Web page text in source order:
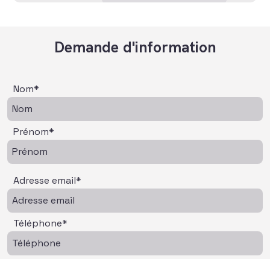
Demande d'information
Nom*
Prénom*
Adresse email*
Téléphone*